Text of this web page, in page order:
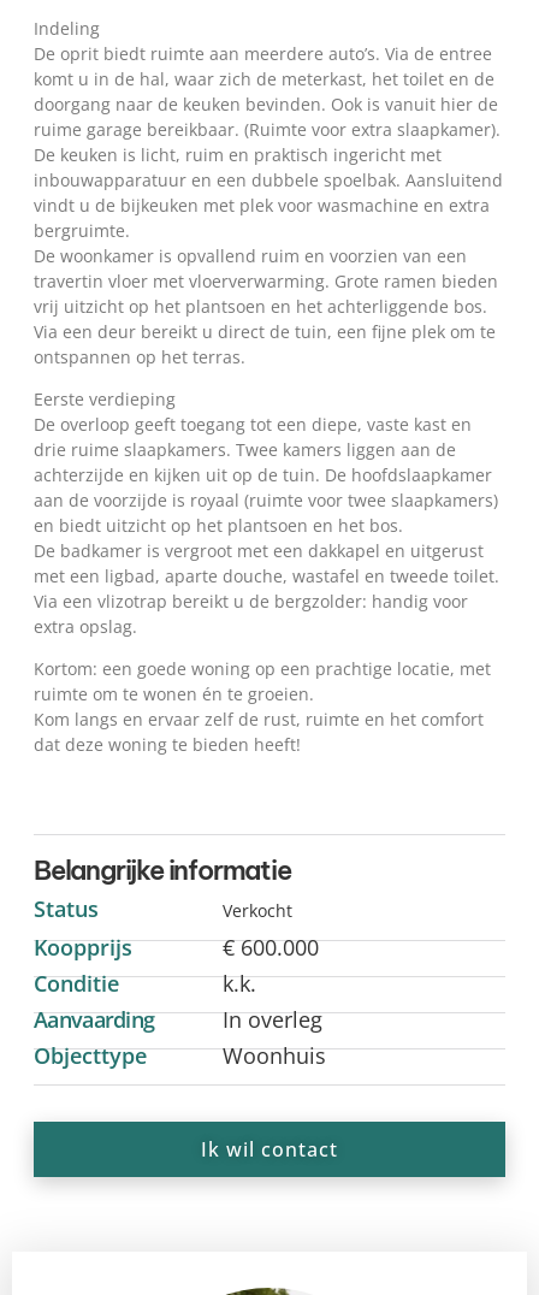
Indeling
De oprit biedt ruimte aan meerdere auto’s. Via de entree
komt u in de hal, waar zich de meterkast, het toilet en de
doorgang naar de keuken bevinden. Ook is vanuit hier de
ruime garage bereikbaar. (Ruimte voor extra slaapkamer).
De keuken is licht, ruim en praktisch ingericht met
inbouwapparatuur en een dubbele spoelbak. Aansluitend
vindt u de bijkeuken met plek voor wasmachine en extra
bergruimte.
De woonkamer is opvallend ruim en voorzien van een
travertin vloer met vloerverwarming. Grote ramen bieden
vrij uitzicht op het plantsoen en het achterliggende bos.
Via een deur bereikt u direct de tuin, een fijne plek om te
ontspannen op het terras.
Eerste verdieping
De overloop geeft toegang tot een diepe, vaste kast en
drie ruime slaapkamers. Twee kamers liggen aan de
achterzijde en kijken uit op de tuin. De hoofdslaapkamer
aan de voorzijde is royaal (ruimte voor twee slaapkamers)
en biedt uitzicht op het plantsoen en het bos.
De badkamer is vergroot met een dakkapel en uitgerust
met een ligbad, aparte douche, wastafel en tweede toilet.
Via een vlizotrap bereikt u de bergzolder: handig voor
extra opslag.
Kortom: een goede woning op een prachtige locatie, met
ruimte om te wonen én te groeien.
Kom langs en ervaar zelf de rust, ruimte en het comfort
dat deze woning te bieden heeft!
Belangrijke informatie
Status Verkocht
Koopprijs
€ 600.000
Conditie
k.k.
Aanvaarding
In overleg
Objecttype
Woonhuis
Ik wil contact